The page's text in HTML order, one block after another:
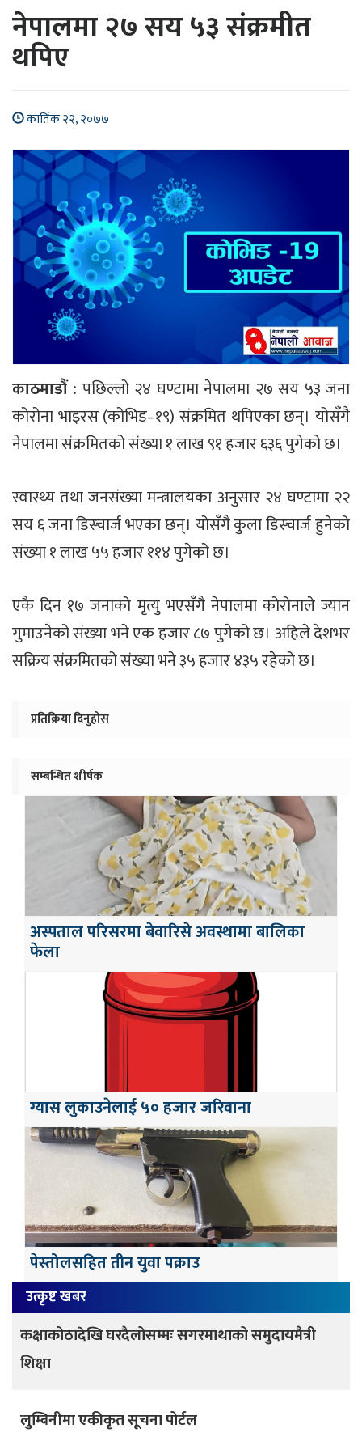
नेपालमा २७ सय ५३ संक्रमीत
थपिए
कार्तिक २२, २०७७
काठमाडौं : पछिल्लो २४ घण्टामा नेपालमा २७ सय ५३ जना
कोरोना भाइरस (कोभिड–१९) संक्रमित थपिएका छन्। योसँगै
नेपालमा संक्रमितको संख्या १ लाख ९१ हजार ६३६ पुगेको छ।
स्वास्थ्य तथा जनसंख्या मन्त्रालयका अनुसार २४ घण्टामा २२
सय ६ जना डिस्चार्ज भएका छन्। योसँगै कुला डिस्चार्ज हुनेको
संख्या १ लाख ५५ हजार ११४ पुगेको छ।
एकै दिन १७ जनाको मृत्यु भएसँगै नेपालमा कोरोनाले ज्यान
गुमाउनेको संख्या भने एक हजार ८७ पुगेको छ। अहिले देशभर
सक्रिय संक्रमितको संख्या भने ३५ हजार ४३५ रहेको छ।
प्रतिक्रिया दिनुहोस
सम्बन्धित शीर्षक
अस्पताल परिसरमा बेवारिसे अवस्थामा बालिका
फेला
ग्यास लुकाउनेलाई ५० हजार जरिवाना
पेस्तोलसहित तीन युवा पक्राउ
उत्कृष्ट खबर
कक्षाकोठादेखि घरदैलोसम्मः सगरमाथाको समुदायमैत्री
शिक्षा
लुम्बिनीमा एकीकृत सूचना पोर्टल